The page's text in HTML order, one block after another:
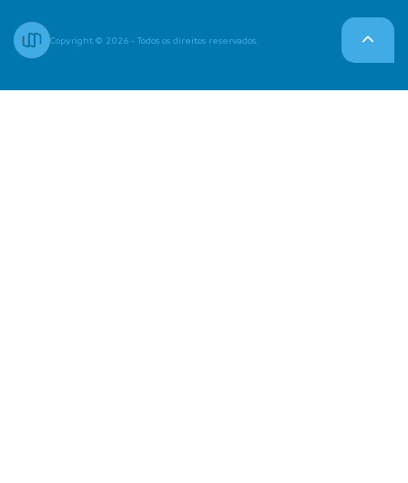
Copyright © 2026 - Todos os direitos reservados.